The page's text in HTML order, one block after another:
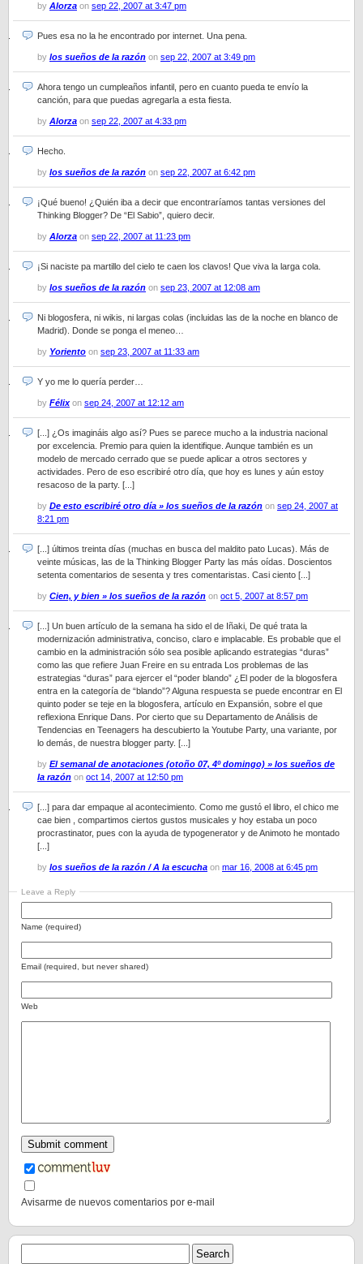
by Alorza on sep 22, 2007 at 3:47 pm
Pues esa no la he encontrado por internet. Una pena.
by los sueños de la razón on sep 22, 2007 at 3:49 pm
Ahora tengo un cumpleaños infantil, pero en cuanto pueda te envío la
canción, para que puedas agregarla a esta fiesta.
by Alorza on sep 22, 2007 at 4:33 pm
Hecho.
by los sueños de la razón on sep 22, 2007 at 6:42 pm
¡Qué bueno! ¿Quién iba a decir que encontraríamos tantas versiones del
Thinking Blogger? De “El Sabio”, quiero decir.
by Alorza on sep 22, 2007 at 11:23 pm
¡Si naciste pa martillo del cielo te caen los clavos! Que viva la larga cola.
by los sueños de la razón on sep 23, 2007 at 12:08 am
Ni blogosfera, ni wikis, ni largas colas (incluidas las de la noche en blanco de
Madrid). Donde se ponga el meneo…
by Yoriento on sep 23, 2007 at 11:33 am
Y yo me lo quería perder…
by Félixon sep 24, 2007 at 12:12 am
[...] ¿Os imagináis algo así? Pues se parece mucho a la industria nacional
por excelencia. Premio para quien la identifique. Aunque también es un
modelo de mercado cerrado que se puede aplicar a otros sectores y
actividades. Pero de eso escribiré otro día, que hoy es lunes y aún estoy
resacoso de la party. [...]
by De esto escribiré otro día » los sueños de la razón on sep 24, 2007 at
8:21 pm
[...] últimos treinta días (muchas en busca del maldito pato Lucas). Más de
veinte músicas, las de la Thinking Blogger Party las más oídas. Doscientos
setenta comentarios de sesenta y tres comentaristas. Casi ciento [...]
by Cien, y bien » los sueños de la razón on oct 5, 2007 at 8:57 pm
[...] Un buen artículo de la semana ha sido el de Iñaki, De qué trata la
modernización administrativa, conciso, claro e implacable. Es probable que el
cambio en la administración sólo sea posible aplicando estrategias “duras”
como las que refiere Juan Freire en su entrada Los problemas de las
estrategias “duras” para ejercer el “poder blando” ¿El poder de la blogosfera
entra en la categoría de “blando”? Alguna respuesta se puede encontrar en El
quinto poder se teje en la blogosfera, artículo en Expansión, sobre el que
reflexiona Enrique Dans. Por cierto que su Departamento de Análisis de
Tendencias en Teenagers ha descubierto la Youtube Party, una variante, por
lo demás, de nuestra blogger party. [...]
by El semanal de anotaciones (otoño 07, 4º domingo) » los sueños de
la razón on oct 14, 2007 at 12:50 pm
[...] para dar empaque al acontecimiento. Como me gustó el libro, el chico me
cae bien , compartimos ciertos gustos musicales y hoy estaba un poco
procrastinator, pues con la ayuda de typogenerator y de Animoto he montado
[...]
by los sueños de la razón / A la escucha on mar 16, 2008 at 6:45 pm
Leave a Reply
Name (required)
Email (required, but never shared)
Web
Avisarme de nuevos comentarios por e-mail